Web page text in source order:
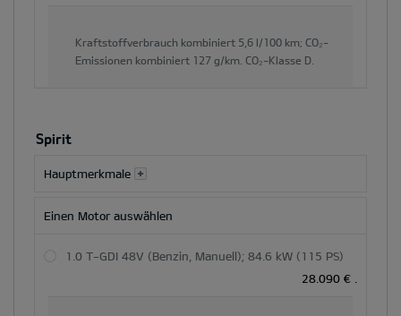
Kraftstoffverbrauch kombiniert 5,6 l/100 km; CO₂-
Emissionen kombiniert 127 g/km. CO₂-Klasse D.
Spirit
Hauptmerkmale
Einen Motor auswählen
1.0 T-GDI 48V (Benzin, Manuell); 84.6 kW (115 PS)
28.090 €